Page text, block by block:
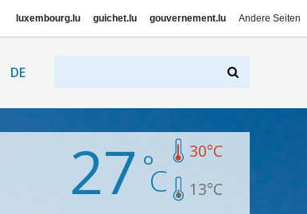
luxembourg.lu guichet.lu gouvernement.lu Andere Seiten
DE
27 30°C
13°C